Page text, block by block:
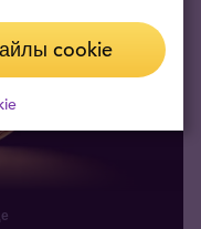
cookie